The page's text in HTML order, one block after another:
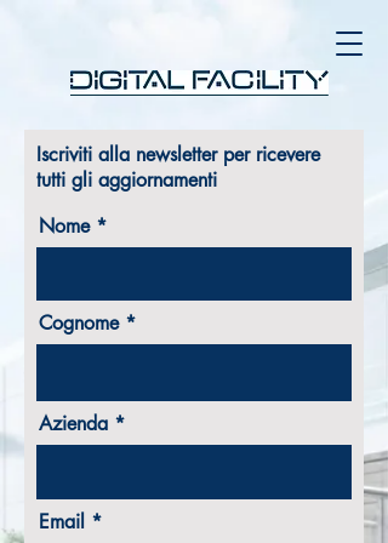
Iscriviti alla newsletter per ricevere
tutti gli aggiornamenti
Nome
Cognome
Azienda
Email